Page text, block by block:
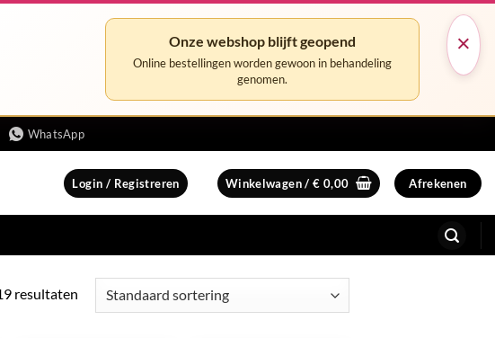
×
Onze webshop blijft geopend
Online bestellingen worden gewoon in behandeling
genomen.
WhatsApp
Login / Registreren Winkelwagen /€ 0,00 Afrekenen
resultaten